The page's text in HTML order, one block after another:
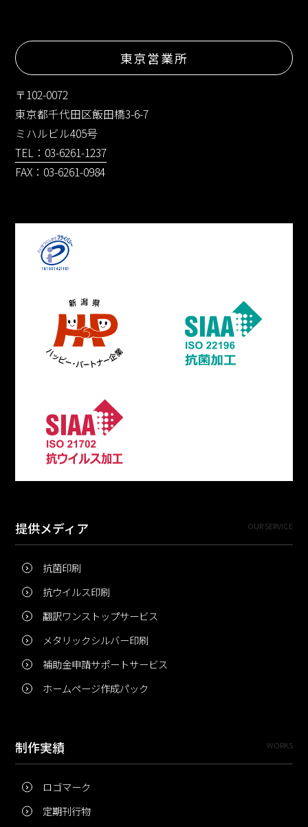
東京営業所
〒102-0072
東京都千代田区飯田橋3-6-7
ミハルビル405号
TEL：03-6261-1237
FAX：03-6261-0984
提供メディア OUR SERVICE
抗菌印刷
抗ウイルス印刷
翻訳ワンストップサービス
メタリックシルバー印刷
補助金申請サポートサービス
ホームページ作成パック
制作実績 WORKS
ロゴマーク
定期刊行物